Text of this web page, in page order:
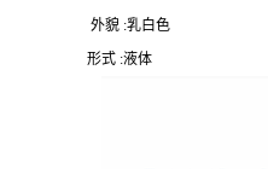
外貌 :乳白色
形式 :液体